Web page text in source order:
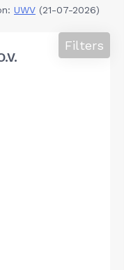
UWV (21-07-2026)
Filters